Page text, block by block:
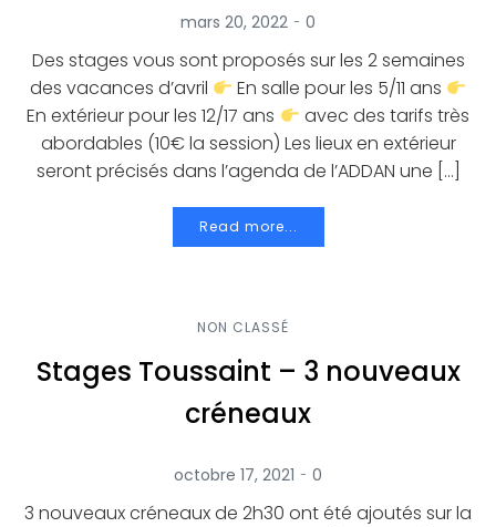
mars 20, 2022 - 0
Des stages vous sont proposés sur les 2 semaines
des vacances d’avril
En salle pour les 5/11 ans
En extérieur pour les 12/17 ans
avec des tarifs très
abordables (10€ la session) Les lieux en extérieur
seront précisés dans l’agenda de l’ADDAN une […]
Read more...
NON CLASSÉ
Stages Toussaint – 3 nouveaux
créneaux
octobre 17, 2021 - 0
3 nouveaux créneaux de 2h30 ont été ajoutés sur la